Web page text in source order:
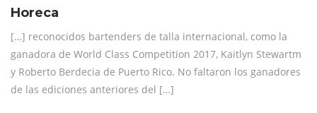
Horeca
[…] reconocidos bartenders de talla internacional, como la
ganadora de World Class Competition 2017, Kaitlyn Stewartm
y Roberto Berdecia de Puerto Rico. No faltaron los ganadores
de las ediciones anteriores del […]